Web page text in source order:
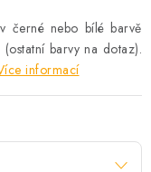
černé nebo bílé barvě
(ostatní barvy na dotaz).
informací